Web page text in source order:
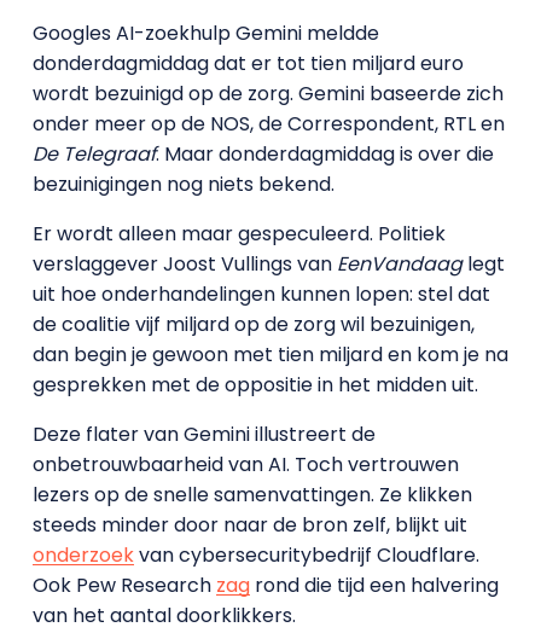
Googles AI-zoekhulp Gemini meldde
donderdagmiddag dat er tot tien miljard euro
wordt bezuinigd op de zorg. Gemini baseerde zich
onder meer op de NOS, de Correspondent, RTL en
De Telegraaf. Maar donderdagmiddag is over die
bezuinigingen nog niets bekend.
Er wordt alleen maar gespeculeerd. Politiek
verslaggever Joost Vullings van EenVandaaglegt
uit hoe onderhandelingen kunnen lopen: stel dat
de coalitie vijf miljard op de zorg wil bezuinigen,
dan begin je gewoon met tien miljard en kom je na
gesprekken met de oppositie in het midden uit.
Deze flater van Gemini illustreert de
onbetrouwbaarheid van AI. Toch vertrouwen
lezers op de snelle samenvattingen. Ze klikken
steeds minder door naar de bron zelf, blijkt uit
onderzoekvan cybersecuritybedrijf Cloudflare.
Ook Pew Research zagrond die tijd een halvering
van het aantal doorklikkers.